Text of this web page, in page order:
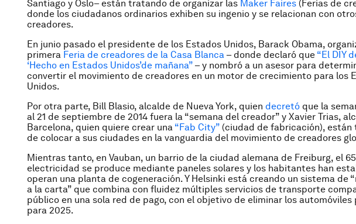
Santiago y Oslo– están tratando de organizar las Maker Faires (Ferias de
donde los ciudadanos ordinarios exhiben su ingenio y se relacionan con
creadores.
En junio pasado el presidente de los Estados Unidos, Barack Obama,
primera Feria de creadores de la Casa Blanca – donde declaró que “El DIY
‘Hecho en Estados Unidos’de mañana” – y nombró a un asesor para
convertir el movimiento de creadores en un motor de crecimiento para los
Unidos.
Por otra parte, Bill Blasio, alcalde de Nueva York, quien decretó que la
al 21 de septiembre de 2014 fuera la “semana del creador” y Xavier Trias,
Barcelona, quien quiere crear una “Fab City” (ciudad de fabricación),
de colocar a sus ciudades en la vanguardia del movimiento de creadores
Mientras tanto, en Vauban, un barrio de la ciudad alemana de Freiburg, el
electricidad se produce mediante paneles solares y los habitantes han
operan una planta de cogeneración. Y Helsinki está creando un sistema de
a la carta” que combina con fluidez múltiples servicios de transporte
público en una sola red de pago, con el objetivo de eliminar los automóviles
para 2025.